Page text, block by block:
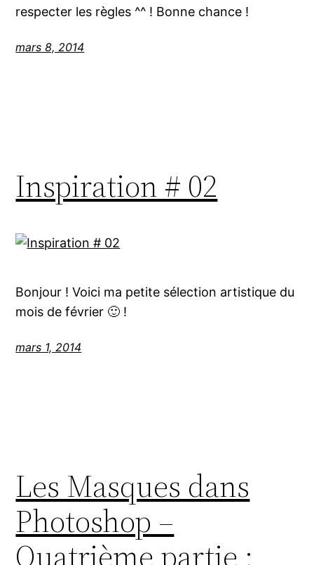
respecter les règles ^^ ! Bonne chance !
mars 8, 2014
Inspiration # 02
Bonjour ! Voici ma petite sélection artistique du
mois de février 🙂 !
mars 1, 2014
Les Masques dans
Photoshop –
Quatrième partie :